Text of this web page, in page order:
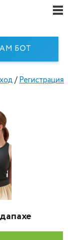
БОТ
/Регистрация